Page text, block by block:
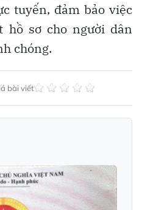
tuyến, đảm bảo việc
hồ sơ cho người dân
chóng.
bài viết